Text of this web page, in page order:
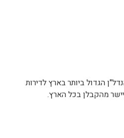
הגדול ביותר בארץ לדירות
מהקבלן בכל הארץ.